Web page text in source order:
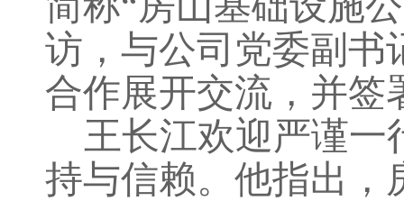
访，与公司党委副书
合作展开交流，并签
王长江欢迎严谨一
持与信赖。他指出，